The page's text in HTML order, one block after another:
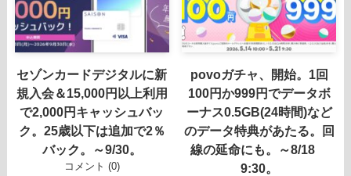
セゾンカードデジタルに新
規入会＆15,000円以上利用
で2,000円キャッシュバッ
ク。25歳以下は追加で2％
バック。～9/30。
コメント (0)
povoガチャ、開始。1回
100円か999円でデータボ
ーナス0.5GB(24時間)など
のデータ特典があたる。回
線の延命にも。～8/18
9:30。